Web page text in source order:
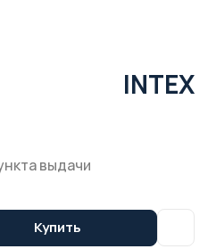
INTEX
выдачи
Купить